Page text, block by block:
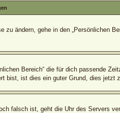
ändern, gehe in den „Persönlichen
Bereich“ die für dich passende
bist, ist dies ein guter Grund, dies jetzt
falsch ist, geht die Uhr des Servers